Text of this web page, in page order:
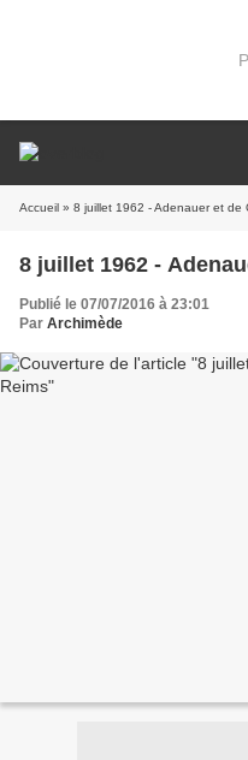
Accueil » 8 juillet 1962 - Adenauer et de
8 juillet 1962 -
Publié le 07/07/2016 à 23:01
Par Archimède